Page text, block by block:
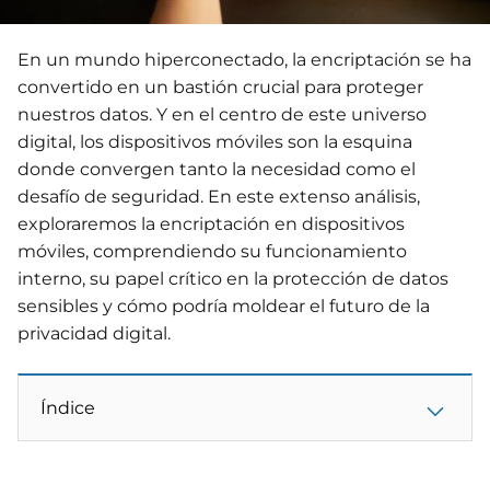
En un mundo hiperconectado, la encriptación se ha
convertido en un bastión crucial para proteger
nuestros datos. Y en el centro de este universo
digital, los dispositivos móviles son la esquina
donde convergen tanto la necesidad como el
desafío de seguridad. En este extenso análisis,
exploraremos la encriptación en dispositivos
móviles, comprendiendo su funcionamiento
interno, su papel crítico en la protección de datos
sensibles y cómo podría moldear el futuro de la
privacidad digital.
Índice